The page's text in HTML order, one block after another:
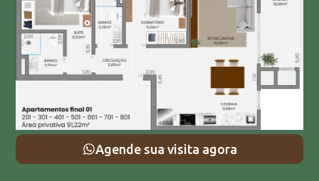
Agende sua visita agora